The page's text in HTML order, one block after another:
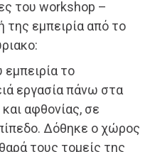
του workshop –
της εμπειρία από το
το
εργασία πάνω στα
αφθονίας, σε
Δόθηκε ο χώρος
τους τομείς της